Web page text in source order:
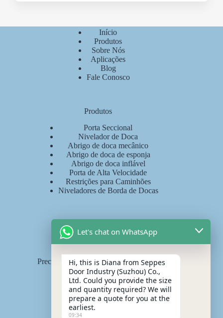
Início
Produtos
Sobre Nós
Aplicações
Blog
Fale Conosco
Produtos
Porta Seccional
Nivelador de Doca
Abrigo de doca mecânico
Abrigo de doca de esponja
Abrigo de doca inflável
Porta de Alta Velocidade
Restrições para Caminhões
Niveladores de Borda de Docas
WhatsApp: +
Precisa de uma solução personalizada?
Obter Orçamento Gratuito:
diana@seppes.com.cn
Serviços SEPPES
Let's chat on WhatsApp
Hi, this is Diana from Seppes
Door Industry (Suzhou) Co.,
Ltd. Could you provide the size
and quantity required? We will
prepare a quote for you at the
earliest.
09:34